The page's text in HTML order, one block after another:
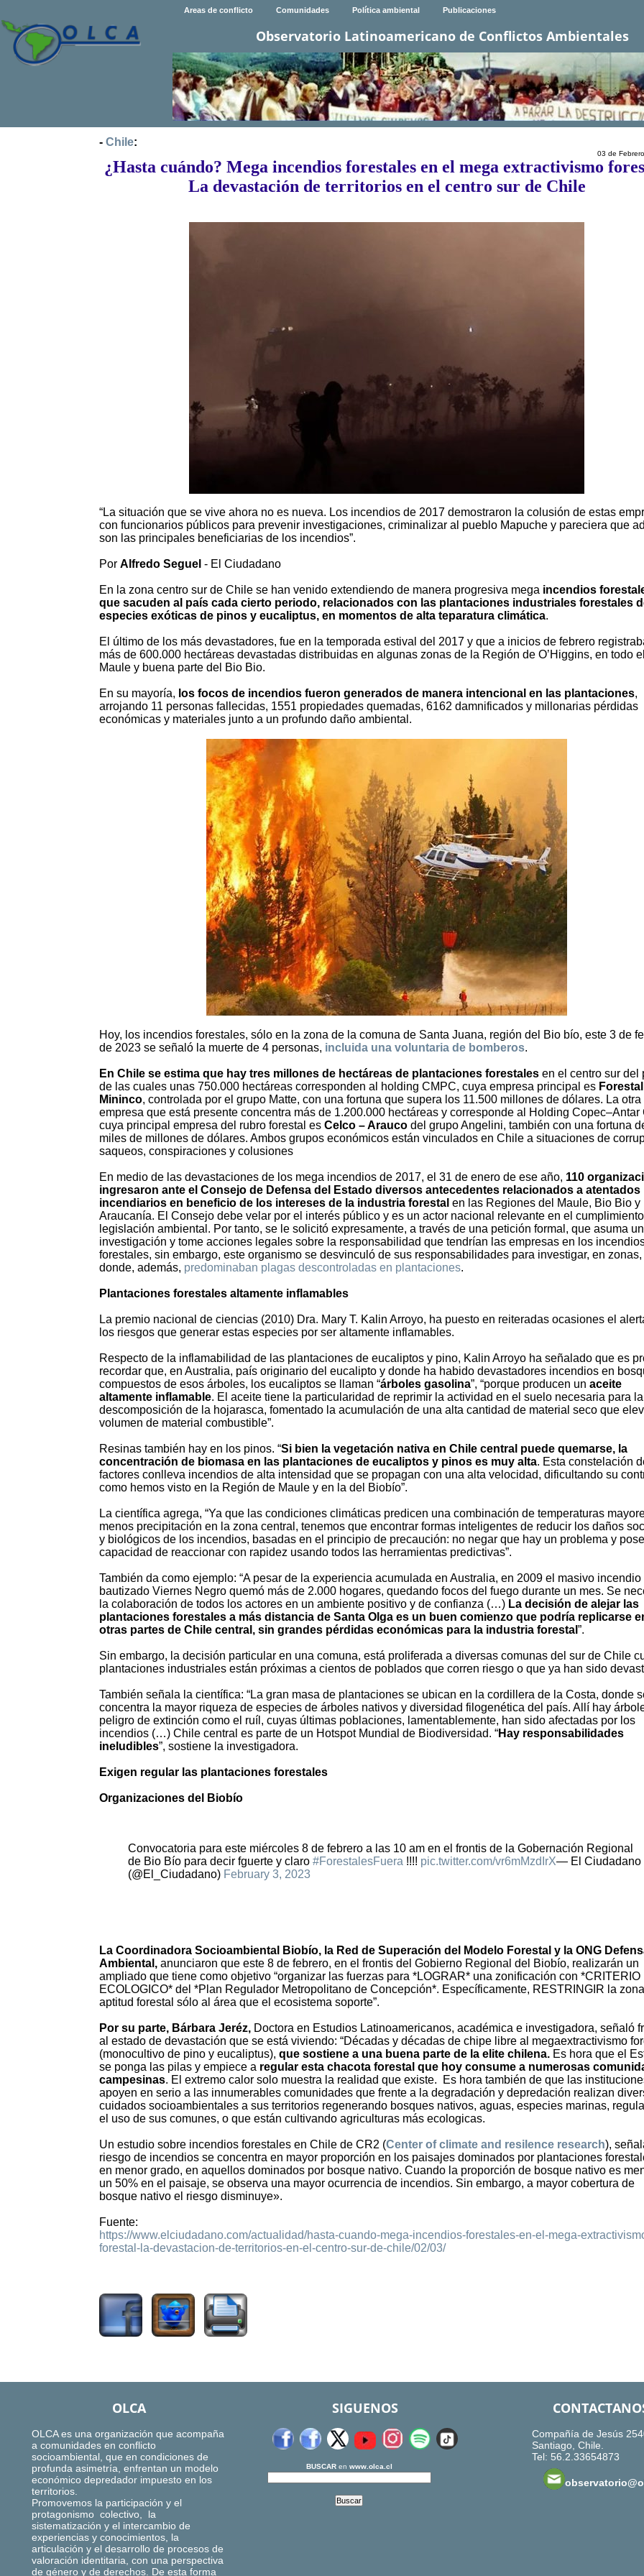
Areas de conflicto Comunidades Política ambiental Publicaciones
Observatorio Latinoamericano de Conflictos Ambientales
- Chile:
03 de
¿Hasta cuándo? Mega incendios forestales en el mega extractivismo
La devastación de territorios en el centro sur de Chile
“La situación que se vive ahora no es nueva. Los incendios de 2017 demostraron la colusión de estas
con funcionarios públicos para prevenir investigaciones, criminalizar al pueblo Mapuche y pareciera que
son las principales beneficiarias de los incendios”.
Por Alfredo Seguel - El Ciudadano
En la zona centro sur de Chile se han venido extendiendo de manera progresiva mega incendios
que sacuden al país cada cierto periodo, relacionados con las plantaciones industriales forestales
especies exóticas de pinos y eucaliptus, en momentos de alta teparatura climática.
El último de los más devastadores, fue en la temporada estival del 2017 y que a inicios de febrero
más de 600.000 hectáreas devastadas distribuidas en algunas zonas de la Región de O’Higgins, en todo el
Maule y buena parte del Bio Bio.
En su mayoría, los focos de incendios fueron generados de manera intencional en las plantaciones,
arrojando 11 personas fallecidas, 1551 propiedades quemadas, 6162 damnificados y millonarias pérdidas
económicas y materiales junto a un profundo daño ambiental.
Hoy, los incendios forestales, sólo en la zona de la comuna de Santa Juana, región del Bio bío, este 3 de
de 2023 se señaló la muerte de 4 personas, incluida una voluntaria de bomberos.
En Chile se estima que hay tres millones de hectáreas de plantaciones forestales en el centro sur del
de las cuales unas 750.000 hectáreas corresponden al holding CMPC, cuya empresa principal es Forestal
Mininco, controlada por el grupo Matte, con una fortuna que supera los 11.500 millones de dólares. La otra
empresa que está presente concentra más de 1.200.000 hectáreas y corresponde al Holding Copec–Antar
cuya principal empresa del rubro forestal es Celco – Arauco del grupo Angelini, también con una fortuna
miles de millones de dólares. Ambos grupos económicos están vinculados en Chile a situaciones de
saqueos, conspiraciones y colusiones
En medio de las devastaciones de los mega incendios de 2017, el 31 de enero de ese año, 110
ingresaron ante el Consejo de Defensa del Estado diversos antecedentes relacionados a atentados
incendiarios en beneficio de los intereses de la industria forestal en las Regiones del Maule, Bio Bio y
Araucanía. El Consejo debe velar por el interés público y es un actor nacional relevante en el
legislación ambiental. Por tanto, se le solicitó expresamente, a través de una petición formal, que asuma
investigación y tome acciones legales sobre la responsabilidad que tendrían las empresas en los
forestales, sin embargo, este organismo se desvinculó de sus responsabilidades para investigar, en zonas,
donde, además, predominaban plagas descontroladas en plantaciones.
Plantaciones forestales altamente inflamables
La premio nacional de ciencias (2010) Dra. Mary T. Kalin Arroyo, ha puesto en reiteradas ocasiones el
los riesgos que generar estas especies por ser altamente inflamables.
Respecto de la inflamabilidad de las plantaciones de eucaliptos y pino, Kalin Arroyo ha señalado que es
recordar que, en Australia, país originario del eucalipto y donde ha habido devastadores incendios en
compuestos de esos árboles, los eucaliptos se llaman “árboles gasolina”, “porque producen un aceite
altamente inflamable. El aceite tiene la particularidad de reprimir la actividad en el suelo necesaria para la
descomposición de la hojarasca, fomentado la acumulación de una alta cantidad de material seco que
volumen de material combustible”.
Resinas también hay en los pinos. “Si bien la vegetación nativa en Chile central puede quemarse, la
concentración de biomasa en las plantaciones de eucaliptos y pinos es muy alta. Esta constelación
factores conlleva incendios de alta intensidad que se propagan con una alta velocidad, dificultando su
como hemos visto en la Región de Maule y en la del Biobío”.
La científica agrega, “Ya que las condiciones climáticas predicen una combinación de temperaturas
menos precipitación en la zona central, tenemos que encontrar formas inteligentes de reducir los daños
y biológicos de los incendios, basadas en el principio de precaución: no negar que hay un problema y
capacidad de reaccionar con rapidez usando todos las herramientas predictivas”.
También da como ejemplo: “A pesar de la experiencia acumulada en Australia, en 2009 el masivo incendio
bautizado Viernes Negro quemó más de 2.000 hogares, quedando focos del fuego durante un mes. Se
la colaboración de todos los actores en un ambiente positivo y de confianza (…) La decisión de alejar las
plantaciones forestales a más distancia de Santa Olga es un buen comienzo que podría replicarse
otras partes de Chile central, sin grandes pérdidas económicas para la industria forestal ”.
Sin embargo, la decisión particular en una comuna, está proliferada a diversas comunas del sur de Chile
plantaciones industriales están próximas a cientos de poblados que corren riesgo o que ya han sido
También señala la científica: “La gran masa de plantaciones se ubican en la cordillera de la Costa, donde
concentra la mayor riqueza de especies de árboles nativos y diversidad filogenética del país. Allí hay
peligro de extinción como el ruíl, cuyas últimas poblaciones, lamentablemente, han sido afectadas por los
incendios (…) Chile central es parte de un Hotspot Mundial de Biodiversidad. “Hay responsabilidades
ineludibles”, sostiene la investigadora.
Exigen regular las plantaciones forestales
Organizaciones del Biobío
Convocatoria para este miércoles 8 de febrero a las 10 am en el frontis de la Gobernación Regional
de Bio Bío para decir fguerte y claro #ForestalesFuera !!!! pic.twitter.com/vr6mMzdIrX— El Ciudadano
(@El_Ciudadano) February 3, 2023
La Coordinadora Socioambiental Biobío, la Red de Superación del Modelo Forestal y la ONG
Ambiental, anunciaron que este 8 de febrero, en el frontis del Gobierno Regional del Biobío, realizarán un
ampliado que tiene como objetivo “organizar las fuerzas para *LOGRAR* una zonificación con *CRITERIO
ECOLOGICO* del *Plan Regulador Metropolitano de Concepción*. Específicamente, RESTRINGIR la
aptitud forestal sólo al área que el ecosistema soporte”.
Por su parte, Bárbara Jeréz, Doctora en Estudios Latinoamericanos, académica e investigadora, señaló
al estado de devastación que se está viviendo: “Décadas y décadas de chipe libre al megaextractivismo
(monocultivo de pino y eucaliptus), que sostiene a una buena parte de la elite chilena. Es hora que el
se ponga las pilas y empiece a regular esta chacota forestal que hoy consume a numerosas
campesinas. El extremo calor solo muestra la realidad que existe. Es hora también de que las
apoyen en serio a las innumerables comunidades que frente a la degradación y depredación realizan
cuidados socioambientales a sus territorios regenerando bosques nativos, aguas, especies marinas,
el uso de sus comunes, o que están cultivando agriculturas más ecologicas.
Un estudio sobre incendios forestales en Chile de CR2 (Center of climate and resilence research),
riesgo de incendios se concentra en mayor proporción en los paisajes dominados por plantaciones
en menor grado, en aquellos dominados por bosque nativo. Cuando la proporción de bosque nativo es
un 50% en el paisaje, se observa una mayor ocurrencia de incendios. Sin embargo, a mayor cobertura de
bosque nativo el riesgo disminuye».
Fuente:
https://www.elciudadano.com/actualidad/hasta-cuando-mega-incendios-forestales-en-el-mega-
forestal-la-devastacion-de-territorios-en-el-centro-sur-de-chile/02/03/
OLCA
OLCA es una organización que acompaña
a comunidades en conflicto
socioambiental, que en condiciones de
profunda asimetría, enfrentan un modelo
económico depredador impuesto en los
territorios.
Promovemos la participación y el
protagonismo colectivo, la
sistematización y el intercambio de
experiencias y conocimientos, la
articulación y el desarrollo de procesos de
valoración identitaria, con una perspectiva
de género y de derechos. De esta forma
SIGUENOS
BUSCARen www.olca.cl
Compañía de Jesús
Santiago, Chile.
Tel: 56.2.33654873